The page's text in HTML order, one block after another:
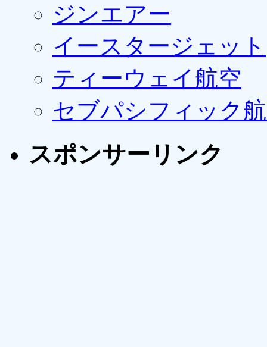
ジンエアー
イースタージェット
ティーウェイ航空
セブパシフィック
スポンサーリンク